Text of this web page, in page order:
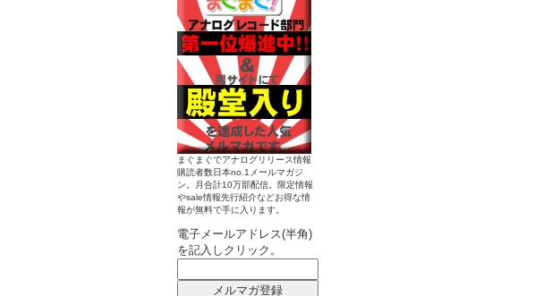
まぐまぐでアナログリリース情報
購読者数日本no.1メールマガジ
ン。月合計10万部配信。限定情報
やsale情報先行紹介などお得な情
報が無料で手に入ります。
電子メールアドレス(半角)
を記入しクリック。